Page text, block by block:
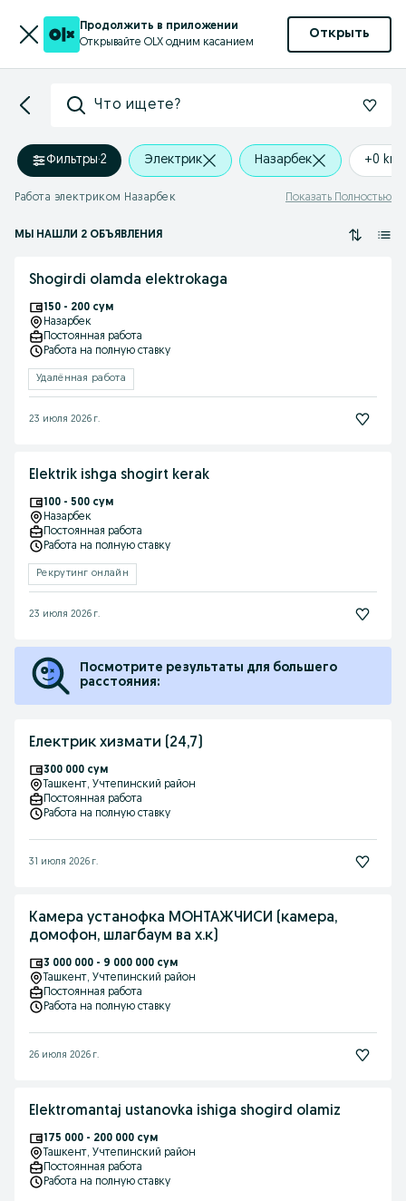
Продолжить в приложении
Открывайте OLX одним касанием
Открыть
Что ищете?
Фильтры·2 Электрик Назарбек +0 km
Работа электриком Назарбек Показать Полностью
МЫ НАШЛИ 2 ОБЪЯВЛЕНИЯ
Shogirdi olamda elektrokaga
150 - 200 сум
Назарбек
Постоянная работа
Работа на полную ставку
Удалённая работа
23 июля 2026 г.
Elektrik ishga shogirt kerak
100 - 500 сум
Назарбек
Постоянная работа
Работа на полную ставку
Рекрутинг онлайн
23 июля 2026 г.
Посмотрите результаты для большего
расстояния:
Електрик хизмати (24,7)
300 000 сум
Ташкент, Учтепинский район
Постоянная работа
Работа на полную ставку
31 июля 2026 г.
Камера устанофка МОНТАЖЧИСИ (камера,
домофон, шлагбаум ва х.к)
3 000 000 - 9 000 000 сум
Ташкент, Учтепинский район
Постоянная работа
Работа на полную ставку
26 июля 2026 г.
Elektromantaj ustanovka ishiga shogird olamiz
175 000 - 200 000 сум
Ташкент, Учтепинский район
Постоянная работа
Работа на полную ставку